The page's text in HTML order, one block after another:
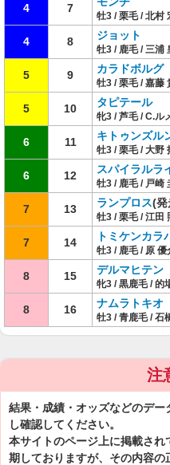
4 7
牡3 / 栗毛 / 北村
4 8 ジョット
牡3 / 鹿毛 / 三浦
5 9 カラドボルグ
牡3 / 栗毛 / 嘉藤
5 10 タピテール
牝3 / 芦毛 / C.ル
6 11 キトゥンズル
牡3 / 栗毛 / 大野
6 12 スパイラルラ
牡3 / 鹿毛 / 戸崎
7 13 ランプロス(発
牡3 / 栗毛 / 江田
7 14 トミケンカラ
牡3 / 鹿毛 / 原
8 15 デルマヒテン
牝3 / 黒鹿毛 / 的
8 16 ナムラトキオ
牡3 / 青鹿毛 / 石
注
結果・成績・オッズなどのデ
し確認してください。
本サイトのページ上に掲載さ
期しておりますが、その内容